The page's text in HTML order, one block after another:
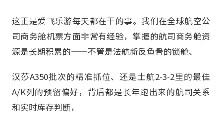
这正是爱飞乐游每天都在干的事。我们在全球航空公
司商务舱机票方面非常有经验，掌握的航司商务舱资
源是长期积累的——不管是法航新反鱼骨的锁舱、
汉莎A350批次的精准抓位、还是土航2-3-2里的最佳
A/K列的预留偏好，背后都是长年跑出来的航司关系
和实时库存判断，